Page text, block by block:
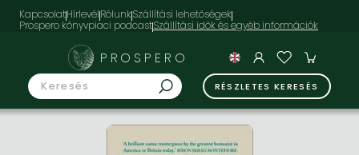
KapcsolatHírlevélRólunkSzállítási lehetőségek
Prospero könyvpiaci podcast
PROSPERO
RÉSZLETES KERESÉS